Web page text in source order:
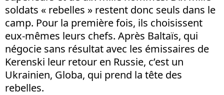
soldats « rebelles » restent donc seuls dans le
camp. Pour la première fois, ils choisissent
eux-mêmes leurs chefs. Après Baltaïs, qui
négocie sans résultat avec les émissaires de
Kerenski leur retour en Russie, c’est un
Ukrainien, Globa, qui prend la tête des
rebelles.